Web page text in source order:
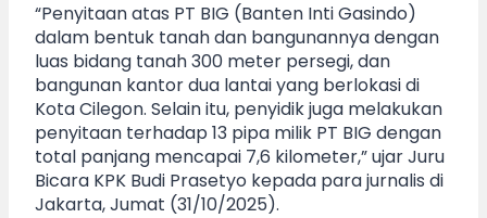
“Penyitaan atas PT BIG (Banten Inti Gasindo)
dalam bentuk tanah dan bangunannya dengan
luas bidang tanah 300 meter persegi, dan
bangunan kantor dua lantai yang berlokasi di
Kota Cilegon. Selain itu, penyidik juga melakukan
penyitaan terhadap 13 pipa milik PT BIG dengan
total panjang mencapai 7,6 kilometer,” ujar Juru
Bicara KPK Budi Prasetyo kepada para jurnalis di
Jakarta, Jumat (31/10/2025).